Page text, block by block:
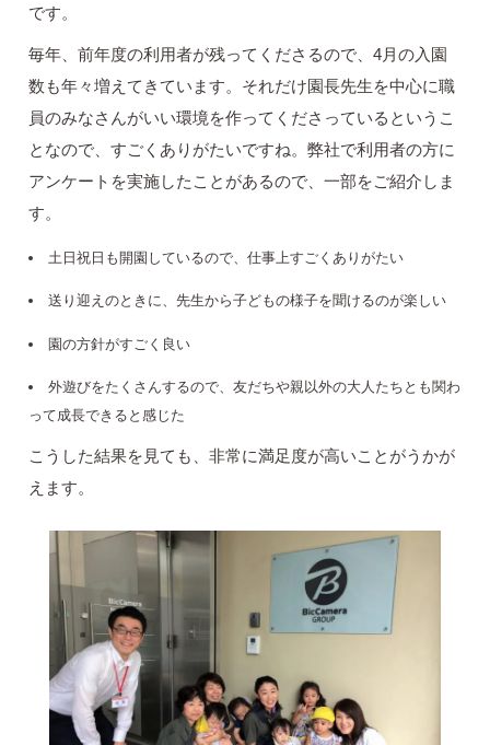
です。
毎年、前年度の利用者が残ってくださるので、4月の入園
数も年々増えてきています。それだけ園長先生を中心に職
員のみなさんがいい環境を作ってくださっているというこ
となので、すごくありがたいですね。弊社で利用者の方に
アンケートを実施したことがあるので、一部をご紹介しま
す。
土日祝日も開園しているので、仕事上すごくありがたい
送り迎えのときに、先生から子どもの様子を聞けるのが楽しい
園の方針がすごく良い
外遊びをたくさんするので、友だちや親以外の大人たちとも関わ
って成長できると感じた
こうした結果を見ても、非常に満足度が高いことがうかが
えます。